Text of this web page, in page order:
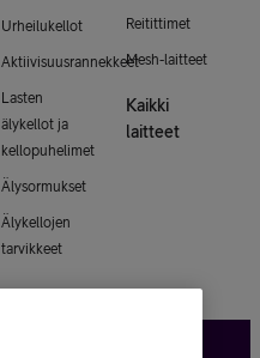
Urheilukellot
Aktiivisuusrannekkeet
Lasten
älykellot ja
kellopuhelimet
Älysormukset
Älykellojen
tarvikkeet
Reitittimet
Mesh-laitteet
Kaikki
laitteet